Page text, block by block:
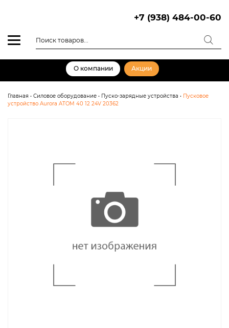
+7 (938) 484-00-60
товаров
О компании Акции
Главная • Силовое оборудование • Пуско-зарядные устройства • Пусковое
устройство Aurora ATOM 40 12 24V 20362